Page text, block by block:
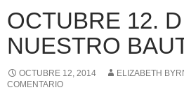
OCTUBRE 12.
NUESTRO
OCTUBRE 12, 2014 ELIZABETH
COMENTARIO